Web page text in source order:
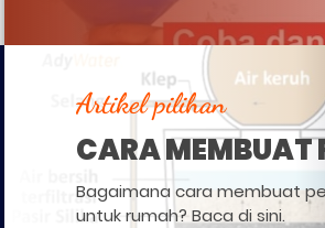
Artikel pilihan
CARA MEMBUAT
Bagaimana cara membuat
untuk rumah? Baca di sini.